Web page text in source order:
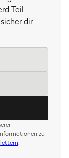
Teil
dir
zu
.